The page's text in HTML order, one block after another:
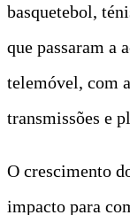
basquetebol,
que passaram a
telemóvel, com
transmissões e
O crescimento
impacto para